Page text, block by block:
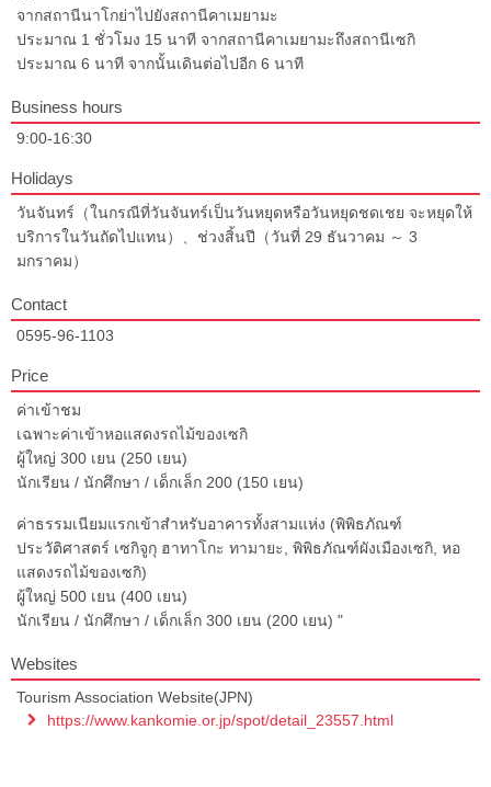
จากสถานีนาโกย่าไปยังสถานีคาเมยามะ
ประมาณ 1 ชั่วโมง 15 นาที จากสถานีคาเมยามะถึงสถานีเซกิ
ประมาณ 6 นาที จากนั้นเดินต่อไปอีก 6 นาที
Business hours
9:00-16:30
Holidays
วันจันทร์（ในกรณีที่วันจันทร์เป็นวันหยุดหรือวันหยุดชดเชย จะหยุดให้
บริการในวันถัดไปแทน）、ช่วงสิ้นปี（วันที่ 29 ธันวาคม ～ 3
มกราคม）
Contact
0595-96-1103
Price
ค่าเข้าชม
เฉพาะค่าเข้าหอแสดงรถไม้ของเซกิ
ผู้ใหญ่ 300 เยน (250 เยน)
นักเรียน / นักศึกษา / เด็กเล็ก 200 (150 เยน)
ค่าธรรมเนียมแรกเข้าสำหรับอาคารทั้งสามแห่ง (พิพิธภัณฑ์
ประวัติศาสตร์ เซกิจูกุ ฮาทาโกะ ทามายะ, พิพิธภัณฑ์ผังเมืองเซกิ, หอ
แสดงรถไม้ของเซกิ)
ผู้ใหญ่ 500 เยน (400 เยน)
นักเรียน / นักศึกษา / เด็กเล็ก 300 เยน (200 เยน) "
Websites
Tourism Association Website(JPN)
https://www.kankomie.or.jp/spot/detail_23557.html